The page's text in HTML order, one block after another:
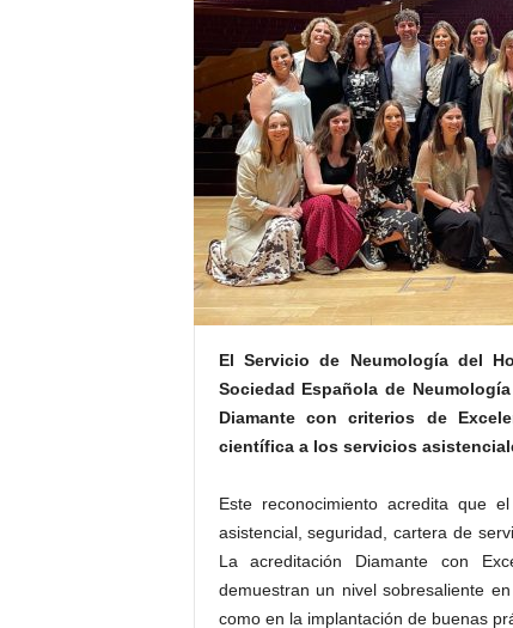
E
El Servicio de Neumología del
Sociedad Española de
Diamante con criterios de
científica a los servicios
Este reconocimiento acredita que
asistencial, seguridad, cartera de
La acreditación Diamante con
demuestran un nivel sobresaliente
como en la implantación de buenas